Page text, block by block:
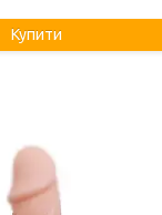
Купити